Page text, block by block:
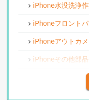
iPhone水没洗浄
iPhoneフロント
iPhoneアウトカ
iPhoneその他部
iPhoneアウトカ